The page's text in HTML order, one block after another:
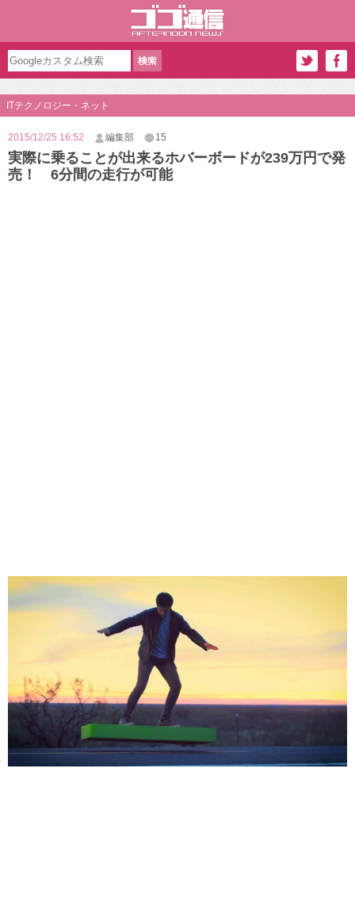
ITテクノロジー・ネット
2015/12/25 16:52 編集部 15
実際に乗ることが出来るホバーボードが239万円で発
売！ 6分間の走行が可能